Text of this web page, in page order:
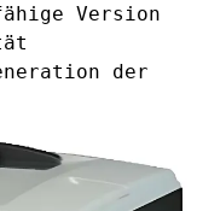
Version
der